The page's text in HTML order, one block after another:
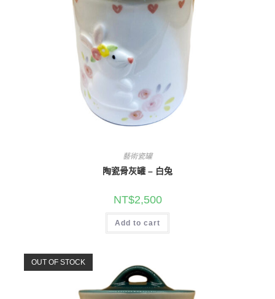
藝術瓷罐
陶瓷骨灰罐 – 白兔
NT$2,500
Add to cart
OUT OF STOCK